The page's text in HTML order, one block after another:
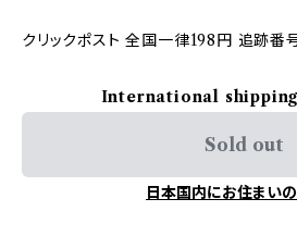
クリックポスト 全国一律198円 追跡番
International
Sold out
日本国内にお住まい